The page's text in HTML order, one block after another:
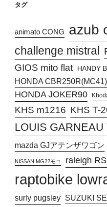
タグ
animato CONG azub
challenge mistral
GIOS mito flat
HANDY
HONDA CBR250R(MC41)
HONDA JOKER90
KHS m1216 KHS T-
LOUIS GARNEAU
mazda GJアテンザワゴン
NISSAN MG22モコ raleigh
raptobike
surly pugsley SUZUKI